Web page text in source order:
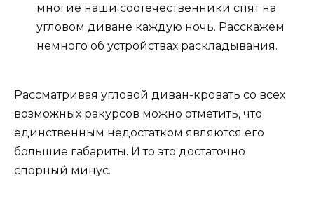
многие наши соотечественники спят на
угловом диване каждую ночь. Расскажем
немного об устройствах раскладывания.
Рассматривая угловой диван-кровать со всех
возможных ракурсов можно отметить, что
единственным недостатком являются его
большие габариты. И то это достаточно
спорный минус.